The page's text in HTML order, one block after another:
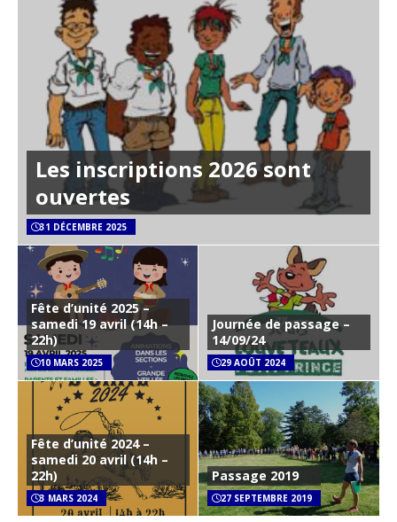
Les inscriptions 2026 sont
ouvertes
31 DÉCEMBRE 2025
Fête d’unité 2025 –
samedi 19 avril (14h –
22h)
10 MARS 2025
Journée de passage –
14/09/24
29 AOÛT 2024
Fête d’unité 2024 –
samedi 20 avril (14h –
22h)
3 MARS 2024
Passage 2019
27 SEPTEMBRE 2019